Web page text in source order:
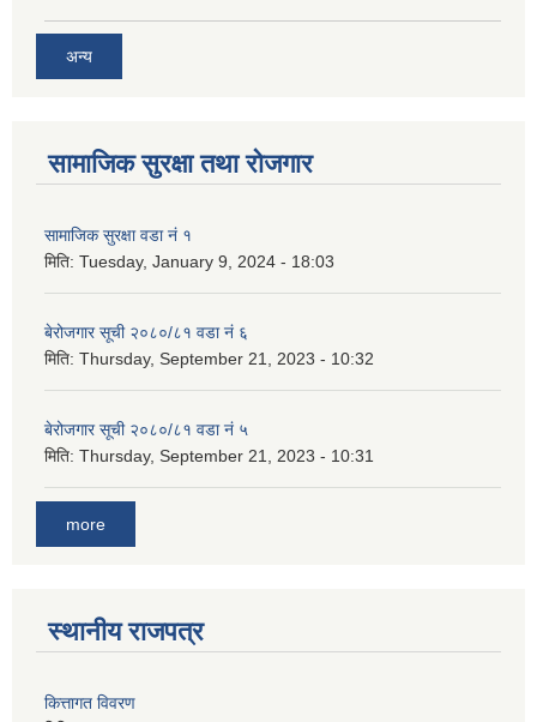
अन्य
सामाजिक सुरक्षा तथा रोजगार
सामाजिक सुरक्षा वडा नं १
मिति: Tuesday, January 9, 2024 - 18:03
बेरोजगार सूची २०८०/८१ वडा नं ६
मिति: Thursday, September 21, 2023 - 10:32
बेरोजगार सूची २०८०/८१ वडा नं ५
मिति: Thursday, September 21, 2023 - 10:31
more
स्थानीय राजपत्र
कित्तागत विवरण